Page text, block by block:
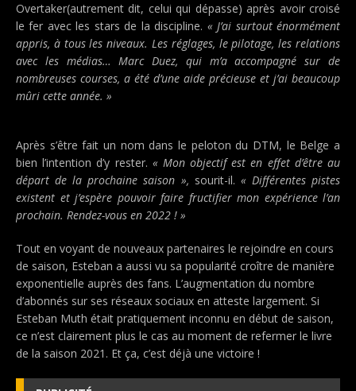
Overtaker(autrement dit, celui qui dépasse) après avoir croisé
le fer avec les stars de la discipline. « J’ai surtout énormément
appris, à tous les niveaux. Les réglages, le pilotage, les relations
avec les médias… Marc Duez, qui m’a accompagné sur de
nombreuses courses, a été d’une aide précieuse et j’ai beaucoup
mûri cette année. »
Après s’être fait un nom dans le peloton du DTM, le Belge a
bien l’intention d’y rester. « Mon objectif est en effet d’être au
départ de la prochaine saison », sourit-il. « Différentes pistes
existent et j’espère pouvoir faire fructifier mon expérience l’an
prochain. Rendez-vous en 2022 ! »
Tout en voyant de nouveaux partenaires le rejoindre en cours
de saison, Esteban a aussi vu sa popularité croître de manière
exponentielle auprès des fans. L’augmentation du nombre
d’abonnés sur ses réseaux sociaux en atteste largement. Si
Esteban Muth était pratiquement inconnu en début de saison,
ce n’est clairement plus le cas au moment de refermer le livre
de la saison 2021. Et ça, c’est déjà une victoire !